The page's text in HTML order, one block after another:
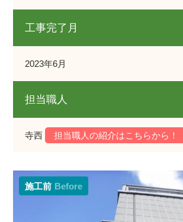
工事完了月
2023年6月
担当職人
寺西 担当職人の紹介はこちらから！
施工前 Before